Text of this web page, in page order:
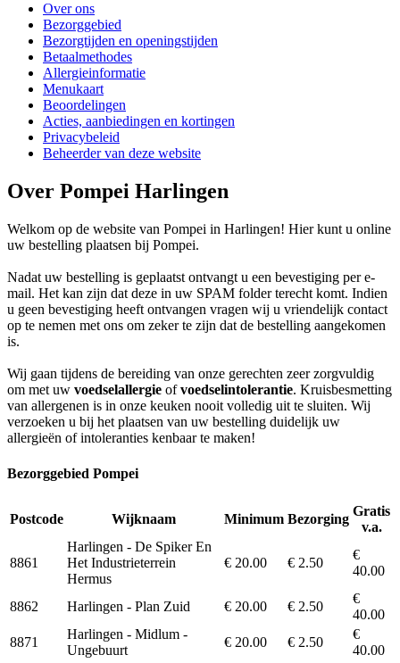
Over ons
Bezorggebied
Bezorgtijden en openingstijden
Betaalmethodes
Allergieinformatie
Menukaart
Beoordelingen
Acties, aanbiedingen en kortingen
Privacybeleid
Beheerder van deze website
Over Pompei Harlingen
Welkom op de website van Pompei in Harlingen! Hier kunt u online
uw bestelling plaatsen bij Pompei.
Nadat uw bestelling is geplaatst ontvangt u een bevestiging per e-
mail. Het kan zijn dat deze in uw SPAM folder terecht komt. Indien
u geen bevestiging heeft ontvangen vragen wij u vriendelijk contact
op te nemen met ons om zeker te zijn dat de bestelling aangekomen
is.
Wij gaan tijdens de bereiding van onze gerechten zeer zorgvuldig
om met uw voedselallergie ofvoedselintolerantie. Kruisbesmetting
van allergenen is in onze keuken nooit volledig uit te sluiten. Wij
verzoeken u bij het plaatsen van uw bestelling duidelijk uw
allergieën of intoleranties kenbaar te maken!
Bezorggebied Pompei
Postcode Wijknaam Minimum Bezorging
Gratis
v.a.
8861
Harlingen - De Spiker En
Het Industrieterrein
Hermus
€ 20.00 € 2.50
€
40.00
8862 Harlingen - Plan Zuid € 20.00 € 2.50
€
40.00
8871
Harlingen - Midlum -
Ungebuurt
€ 20.00 € 2.50
€
40.00